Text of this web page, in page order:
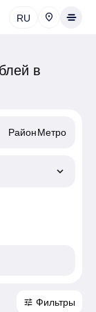
RU
в
РайонМетро
keyboard_arrow_down
tune Фильтры